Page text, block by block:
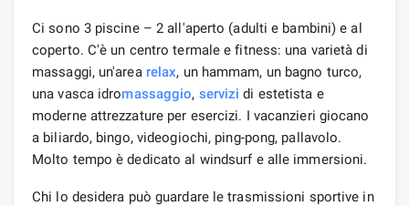
Ci sono 3 piscine – 2 all'aperto (adulti e bambini) e al
coperto. C'è un centro termale e fitness: una varietà di
massaggi, un'area relax, un hammam, un bagno turco,
una vasca idromassaggio, servizi di estetista e
moderne attrezzature per esercizi. I vacanzieri giocano
a biliardo, bingo, videogiochi, ping-pong, pallavolo.
Molto tempo è dedicato al windsurf e alle immersioni.
Chi lo desidera può guardare le trasmissioni sportive in